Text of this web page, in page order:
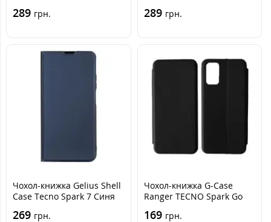
289 грн. 289 грн.
Чохол-книжка Gelius Shell
Case Tecno Spark 7 Синя
269 грн.
Чохол-книжка G-Case
Ranger TECNO Spark Go
169 грн.